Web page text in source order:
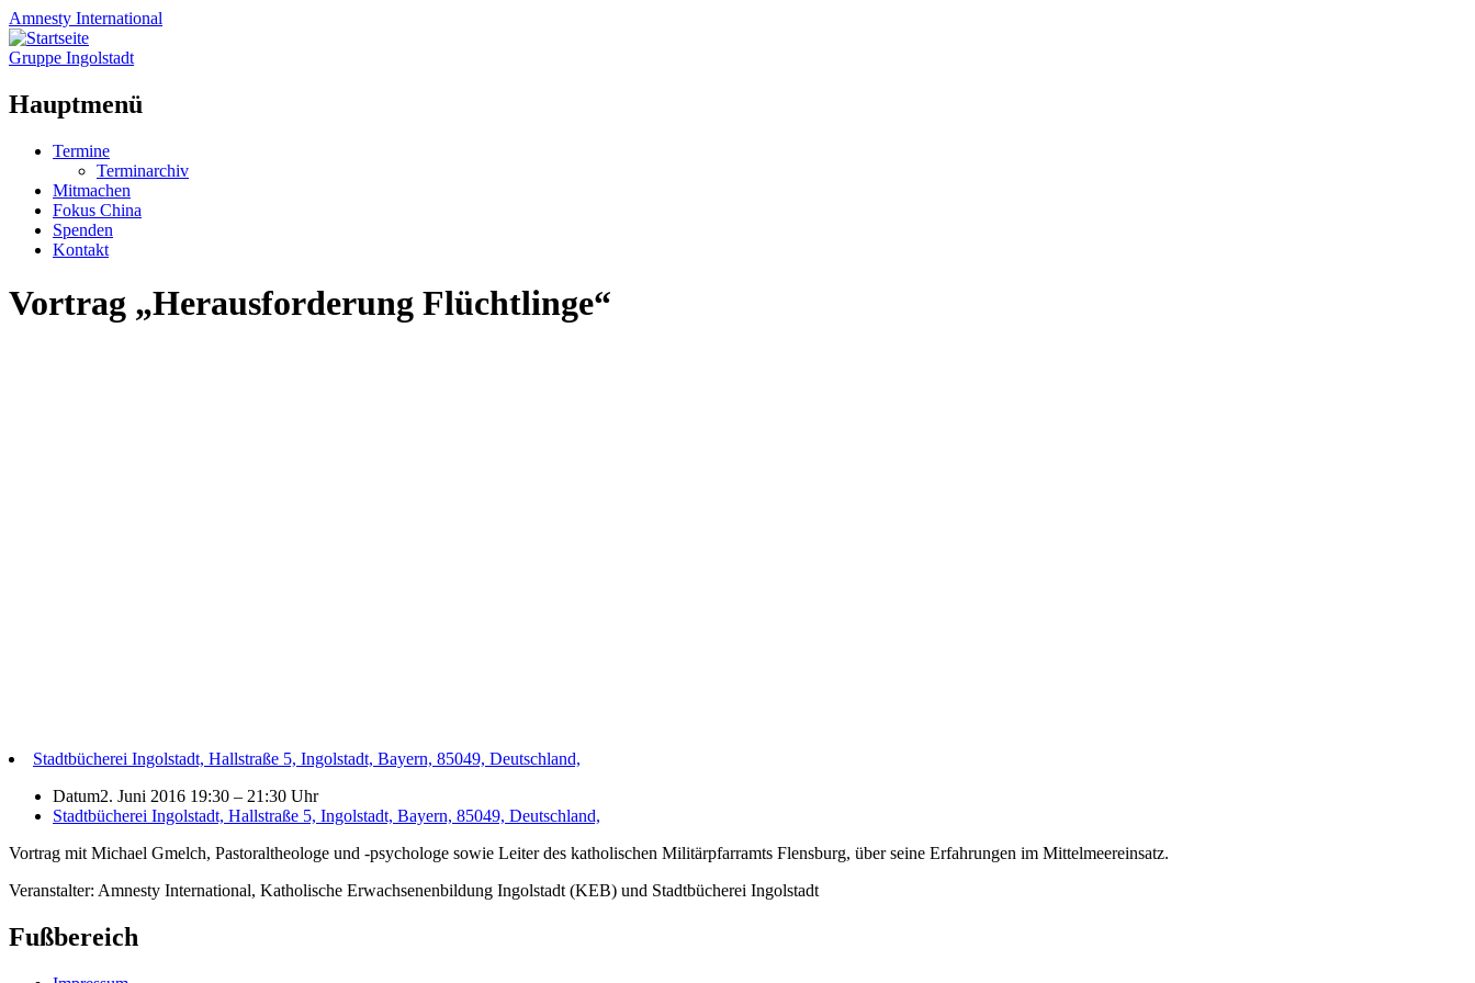
Amnesty International
Gruppe Ingolstadt
Hauptmenü
Zum
springen
Termine
Terminarchiv
Mitmachen
Fokus China
Spenden
Kontakt
Vortrag „Herausforderung Flüchtlinge“
Stadtbücherei Ingolstadt, Hallstraße 5, Ingolstadt, Bayern, 85049, Deutschland,
Datum2. Juni 2016 19:30 – 21:30 Uhr
Stadtbücherei Ingolstadt, Hallstraße 5, Ingolstadt, Bayern, 85049, Deutschland,
Vortrag mit Michael Gmelch, Pastoraltheologe und -psychologe sowie Leiter des katholischen Militärpfarramts Flensburg, über seine Erfahrungen im Mittelmeereinsatz.
Veranstalter: Amnesty International, Katholische Erwachsenenbildung Ingolstadt (KEB) und Stadtbücherei Ingolstadt
Fußbereich